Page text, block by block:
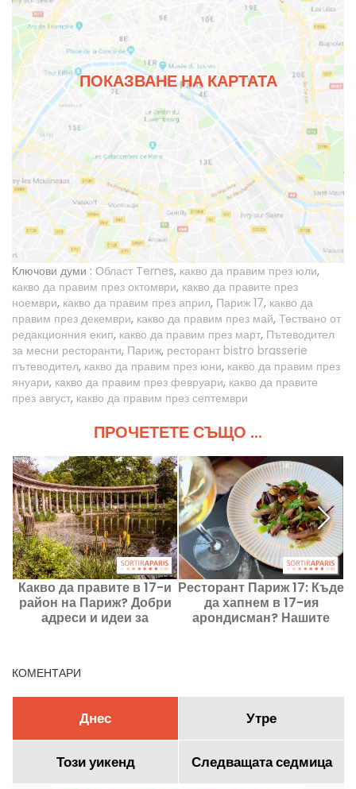
ПОКАЗВАНЕ НА КАРТАТА
Ключови думи : Област Ternes, какво да правим през юли,
какво да правим през октомври, какво да правите през
ноември, какво да правим през април, Париж 17, какво да
правим през декември, какво да правим през май, Тествано от
редакционния екип, какво да правим през март, Пътеводител
за месни ресторанти, Париж, ресторант bistro brasserie
пътеводител, какво да правим през юни, какво да правим през
януари, какво да правим през февруари, какво да правите
през август, какво да правим през септември
ПРОЧЕТЕТЕ СЪЩО ...
Какво да правите в 17-и
район на Париж? Добри
адреси и идеи за
Ресторант Париж 17: Къде
да хапнем в 17-ия
арондисман? Нашите
КОМЕНТАРИ
Днес Утре
Този уикенд Следващата седмица